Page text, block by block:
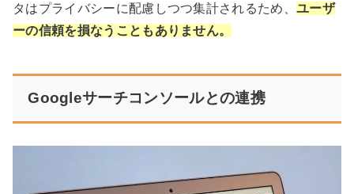
タはプライバシーに配慮しつつ集計されるため、ユーザ
ーの信頼を損なうこともありません。
Googleサーチコンソールとの連携